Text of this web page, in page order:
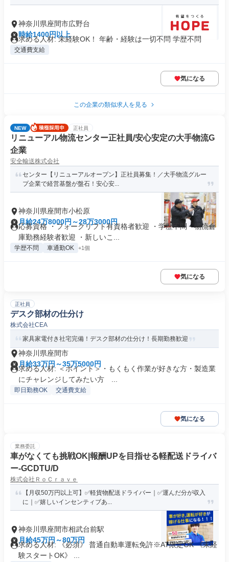
神奈川県座間市広野台
時給1400円以上
求める人材: 未経験OK！ 年齢・経験は一切不問 学歴不問
交通費支給
気になる
この企業の類似求人を見る
NEW 正社員
リニューアル物流センター正社員/安心安定の大手物流G
企業
安全輸送株式会社
センター【リニューアルオープン】正社員募集！／大手物流グルー
プ企業で経営基盤が盤石！安心安...
神奈川県座間市小松原
月給24万8000円～28万3000円
応募資格 ・フォークリフト有資格者歓迎 ・学歴不問・物流倉
庫勤務経験者歓迎 ・新しいこ...
学歴不問 車通勤OK +1個
気になる
正社員
デスク部材の仕分け
株式会社CEA
家具家電付き社宅完備！デスク部材の仕分け！長期勤務歓迎
神奈川県座間市
月給33万円～35万5000円
求める人材: ＜ポイント＞・もくもく作業が好きな方・製造業
にチャレンジしてみたい方 ...
即日勤務OK 交通費支給
気になる
業務委託
車がなくても挑戦OK|報酬UPを目指せる軽配送ドライバ
ー-GCDTU/D
株式会社ＲｏＣｒａｖｅ
【月収50万円以上可】✅軽貨物配送ドライバー｜✅運んだ分が収入
に｜✅嬉しいインセンティブあ...
神奈川県座間市相武台前駅
月給45万円～80万円
求める人材: 《必須》 普通自動車運転免許※AT限定OK 《未経
験スタートOK》 ...